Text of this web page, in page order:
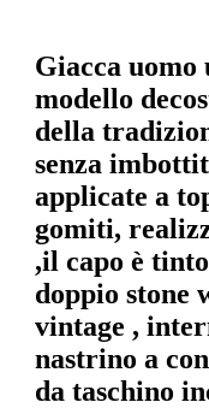
Giacca
modello
della
senza
applicate a
gomiti,
,il capo è
doppio stone
vintage ,
nastrino a
da taschino